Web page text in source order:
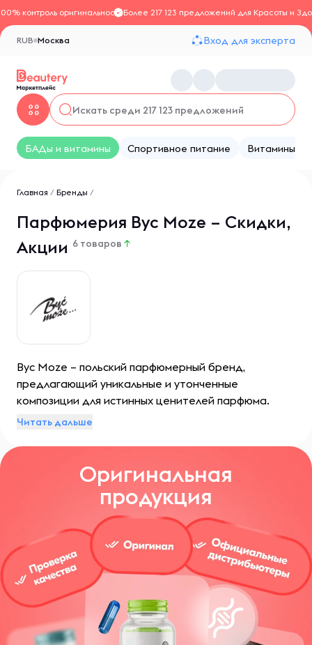
контроль оригинальностиБолее 217 123 предложений для Красоты и
Москва
RUB Вход для эксперта
БАДы и витамины Спортивное питание Витамины
Главная / Бренды /
Парфюмерия Byc Moze – Скидки,
Акции 6 товаров ↑
Byc Moze – польский парфюмерный бренд,
предлагающий уникальные и утонченные
композиции для истинных ценителей парфюма.
Тщательно разработанные формулы, высокое
каждый аромат бренда действительно
особенным. Компания постоянно совершенствует
свои технологии и ищет новые способы создания
более совершенных духов.
Читать дальше
Оригинальная
продукция